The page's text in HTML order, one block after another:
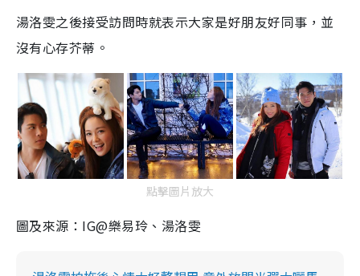
湯洛雯之後接受訪問時就表示大家是好朋友好同事，並
沒有心存芥蒂。
點擊圖片放大
圖及來源：IG@樂易玲、湯洛雯